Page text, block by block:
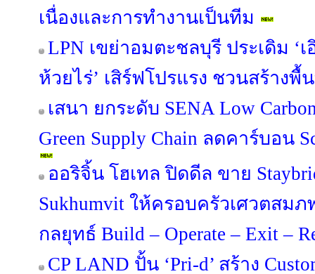
เนื่องและการทำงานเป็นทีม
LPN เขย่าอมตะชลบุรี ประเดิม ‘เ
ห้วยไร่’ เสิร์ฟโปรแรง ชวนสร้าง
เสนา ยกระดับ SENA Low
Green Supply Chain ลดคาร์บอน
ออริจิ้น โฮเทล ปิดดีล ขาย
Sukhumvit ให้ครอบครัวเศวตสม
กลยุทธ์ Build – Operate – Exit –
CP LAND ปั้น ‘Pri-d’ สร้าง